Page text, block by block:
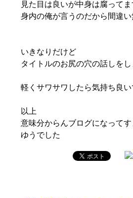
見た目は良いが中身は腐ってま
身内の俺が言うのだから間違
いきなりだけど
タイトルのお尻の穴の話しをし
軽くサワサワしたら気持ち良い
以上
意味分からんブログになってす
ゆうでした